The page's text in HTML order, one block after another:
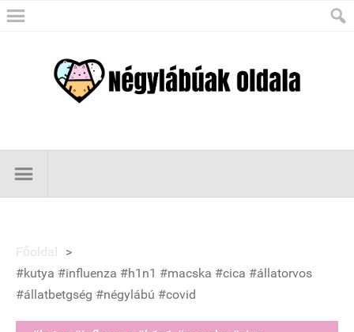
Főoldal
>
#kutya #influenza #h1n1 #macska #cica #állatorvos
#állatbetgség #négylábú #covid